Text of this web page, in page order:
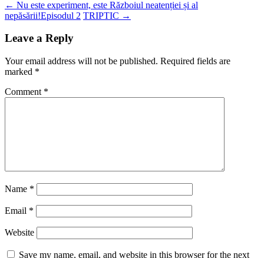
Post
navigation
← Nu este experiment, este Războiul neatenției și al
nepăsării!Episodul 2 TRIPTIC →
Leave a Reply
Your email address will not be published. Required fields are
marked *
Comment *
Name *
Email *
Website
Save my name, email, and website in this browser for the next